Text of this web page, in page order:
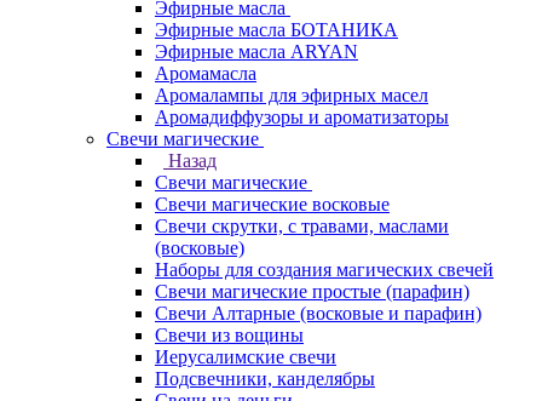
Эфирные масла
Эфирные масла БОТАНИКА
Эфирные масла ARYAN
Аромамасла
Аромалампы для эфирных масел
Аромадиффузоры и ароматизаторы
Свечи магические
Назад
Свечи магические
Свечи магические восковые
Свечи скрутки, с травами, маслами
(восковые)
Наборы для создания магических свечей
Свечи магические простые (парафин)
Свечи Алтарные (восковые и парафин)
Свечи из вощины
Иерусалимские свечи
Подсвечники, канделябры